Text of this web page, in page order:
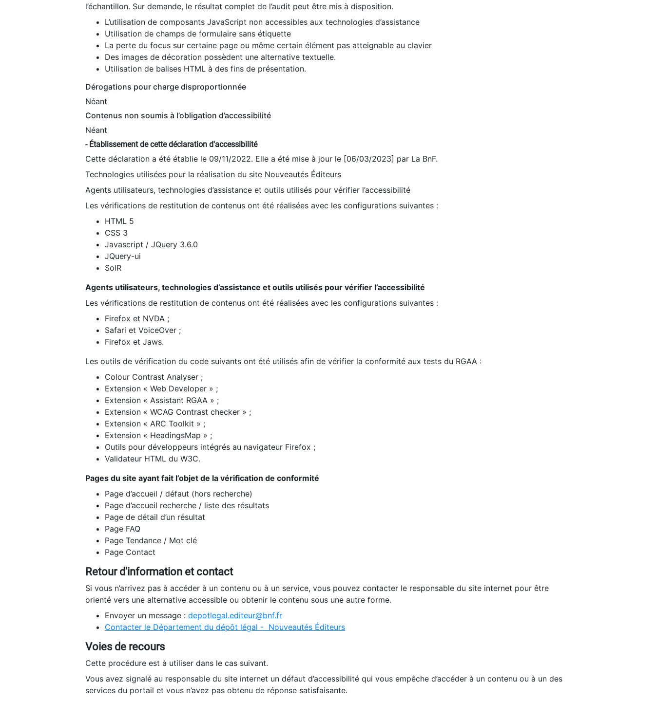
l’échantillon. Sur demande, le résultat complet de l’audit peut être mis à disposition.
L’utilisation de composants JavaScript non accessibles aux technologies d’assistance
Utilisation de champs de formulaire sans étiquette
La perte du focus sur certaine page ou même certain élément pas atteignable au clavier
Des images de décoration possèdent une alternative textuelle.
Utilisation de balises HTML à des fins de présentation.
Dérogations pour charge disproportionnée
Néant
Contenus non soumis à l’obligation d’accessibilité
Néant
- Établissement de cette déclaration d'accessibilité
Cette déclaration a été établie le 09/11/2022. Elle a été mise à jour le [06/03/2023] par La BnF.
Technologies utilisées pour la réalisation du site Nouveautés Éditeurs
Agents utilisateurs, technologies d’assistance et outils utilisés pour vérifier l’accessibilité
Les vérifications de restitution de contenus ont été réalisées avec les configurations suivantes :
HTML 5
CSS 3
Javascript / JQuery 3.6.0
JQuery-ui
SolR
Agents utilisateurs, technologies d’assistance et outils utilisés pour vérifier l’accessibilité
Les vérifications de restitution de contenus ont été réalisées avec les configurations suivantes :
Firefox et NVDA ;
Safari et VoiceOver ;
Firefox et Jaws.
Les outils de vérification du code suivants ont été utilisés afin de vérifier la conformité aux tests du RGAA :
Colour Contrast Analyser ;
Extension « Web Developer » ;
Extension « Assistant RGAA » ;
Extension « WCAG Contrast checker » ;
Extension « ARC Toolkit » ;
Extension « HeadingsMap » ;
Outils pour développeurs intégrés au navigateur Firefox ;
Validateur HTML du W3C.
Pages du site ayant fait l’objet de la vérification de conformité
Page d’accueil / défaut (hors recherche)
Page d’accueil recherche / liste des résultats
Page de détail d’un résultat
Page FAQ
Page Tendance / Mot clé
Page Contact
Retour d'information et contact
Si vous n’arrivez pas à accéder à un contenu ou à un service, vous pouvez contacter le responsable du site internet pour être
orienté vers une alternative accessible ou obtenir le contenu sous une autre forme.
Envoyer un message : depotlegal.editeur@bnf.fr
Contacter le Département du dépôt légal - Nouveautés Éditeurs
Voies de recours
Cette procédure est à utiliser dans le cas suivant.
Vous avez signalé au responsable du site internet un défaut d’accessibilité qui vous empêche d’accéder à un contenu ou à un des
services du portail et vous n’avez pas obtenu de réponse satisfaisante.